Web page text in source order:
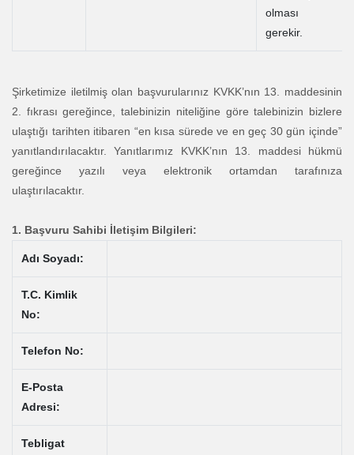
olması
gerekir.
Şirketimize iletilmiş olan başvurularınız KVKK’nın 13. maddesinin
2. fıkrası gereğince, talebinizin niteliğine göre talebinizin bizlere
ulaştığı tarihten itibaren “en kısa sürede ve en geç 30 gün içinde”
yanıtlandırılacaktır. Yanıtlarımız KVKK’nın 13. maddesi hükmü
gereğince yazılı veya elektronik ortamdan tarafınıza
ulaştırılacaktır.
1. Başvuru Sahibi İletişim Bilgileri:
Adı Soyadı:
T.C. Kimlik
No:
Telefon No:
E-Posta
Adresi:
Tebligat